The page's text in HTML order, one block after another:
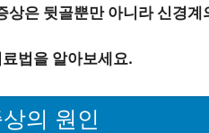
상은 뒷골뿐만 아니라 신경
법을 알아보세요.
의 원인